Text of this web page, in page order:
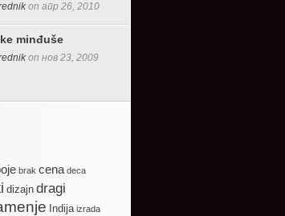
on апр 26, 2010
minđuše
on нов 23, 2009
brak cena deca
dizajn dragi
Indija izrada